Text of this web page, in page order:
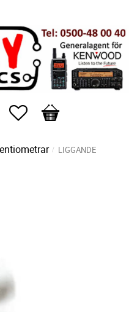
Favoriter
Kundvagn
LIGGANDE